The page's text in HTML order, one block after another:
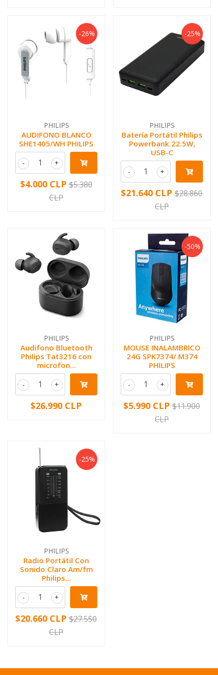
-26%
PHILIPS
AUDIFONO BLANCO
SHE1405/WH PHILIPS
+
-
$4.000 CLP $5.380
CLP
-25%
PHILIPS
Batería Portátil Philips
Powerbank 22.5W,
USB-C
+
-
$21.640 CLP $28.860
CLP
PHILIPS
Audifono Bluetooth
Philips Tat3216 con
microfon...
+
-
$26.990 CLP
-50%
PHILIPS
MOUSE INALAMBRICO
24G SPK7374/ M374
PHILIPS
+
-
$5.990 CLP $11.900
CLP
-25%
PHILIPS
Radio Portátil Con
Sonido Claro Am/fm
Philips...
+
-
$20.660 CLP $27.550
CLP